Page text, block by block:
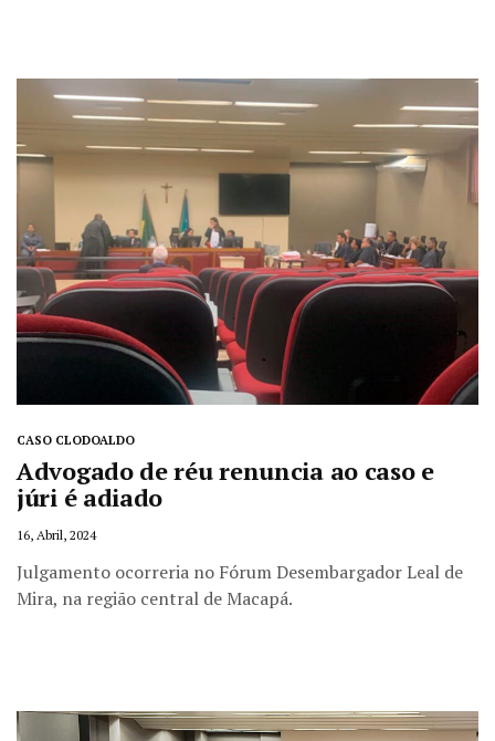
CASO CLODOALDO
Advogado de réu renuncia ao caso e
júri é adiado
16, Abril, 2024
Julgamento ocorreria no Fórum Desembargador Leal de
Mira, na região central de Macapá.